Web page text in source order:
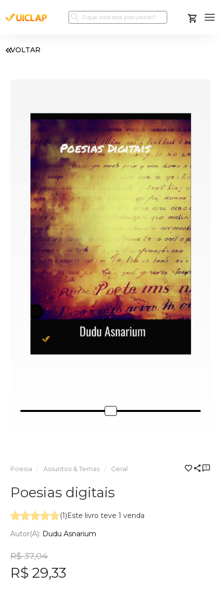
VOLTAR
Poesia Assuntos & Temas Geral
Poesias digitais
(1)Este livro teve 1 venda
Autor(a): Dudu Asnarium
R$ 37,04
R$ 29,33